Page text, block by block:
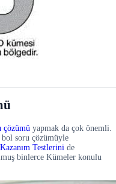
çözümü yapmak da çok önemli.
bol soru çözümüyle
Testlerini de
binlerce Kümeler konulu